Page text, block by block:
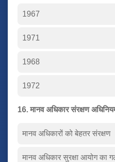
1967
1971
1968
1972
16. मानव अधिकार संरक्षण
मानव अधिकारों को बेहतर संरक्षण
मानव अधिकार सुरक्षा आयोग का